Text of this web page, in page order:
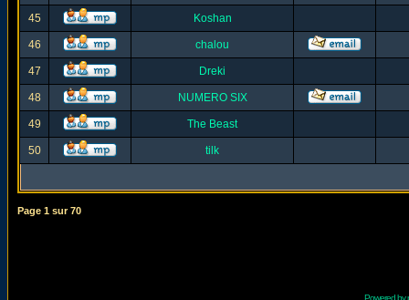
45 Koshan
46 chalou
47 Dreki
48 NUMERO SIX
49 The Beast
50 tilk
Page 1 sur70
Powered by